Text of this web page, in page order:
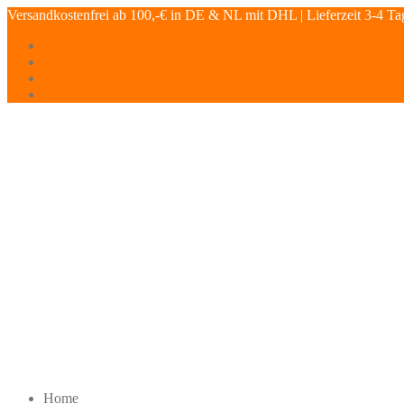
Versandkostenfrei ab 100,-€ in DE & NL mit DHL | Lieferzeit 3-4
Home